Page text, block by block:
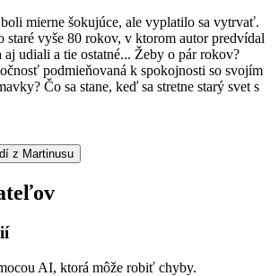
mierne šokujúce, ale vyplatilo sa vytrvať.
staré vyše 80 rokov, v ktorom autor predvídal
aj udiali a tie ostatné... Žeby o pár rokov?
podmieňovaná k spokojnosti so svojím
Čo sa stane, keď sa stretne starý svet s
z Martinusu
AI, ktorá môže robiť chyby.